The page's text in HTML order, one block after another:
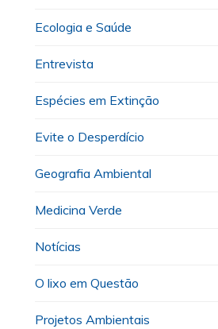
Ecologia e Saúde
Entrevista
Espécies em Extinção
Evite o Desperdício
Geografia Ambiental
Medicina Verde
Notícias
O lixo em Questão
Projetos Ambientais